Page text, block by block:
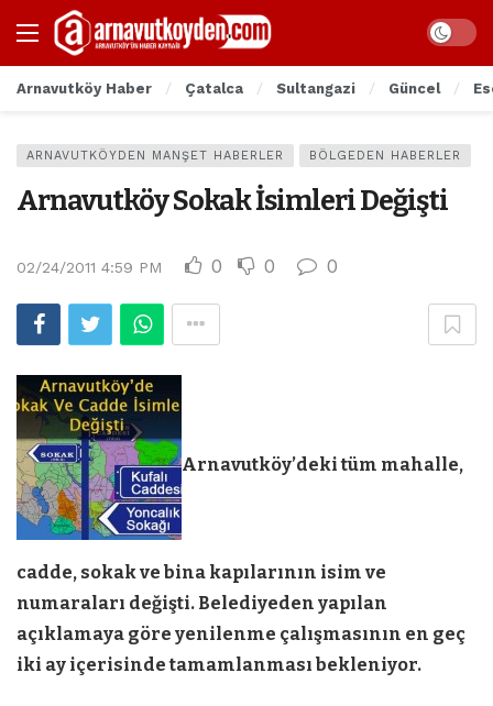
Arnavutköy Haber Çatalca Sultangazi Güncel
ARNAVUTKÖYDEN MANŞET HABERLER BÖLGEDEN HABERLER
Arnavutköy Sokak İsimleri Değişti
02/24/2011 4:59 PM 0 0 0
Arnavutköy’deki tüm mahalle,
cadde, sokak ve bina kapılarının isim ve
numaraları değişti. Belediyeden yapılan
açıklamaya göre yenilenme çalışmasının en geç
iki ay içerisinde tamamlanması bekleniyor.